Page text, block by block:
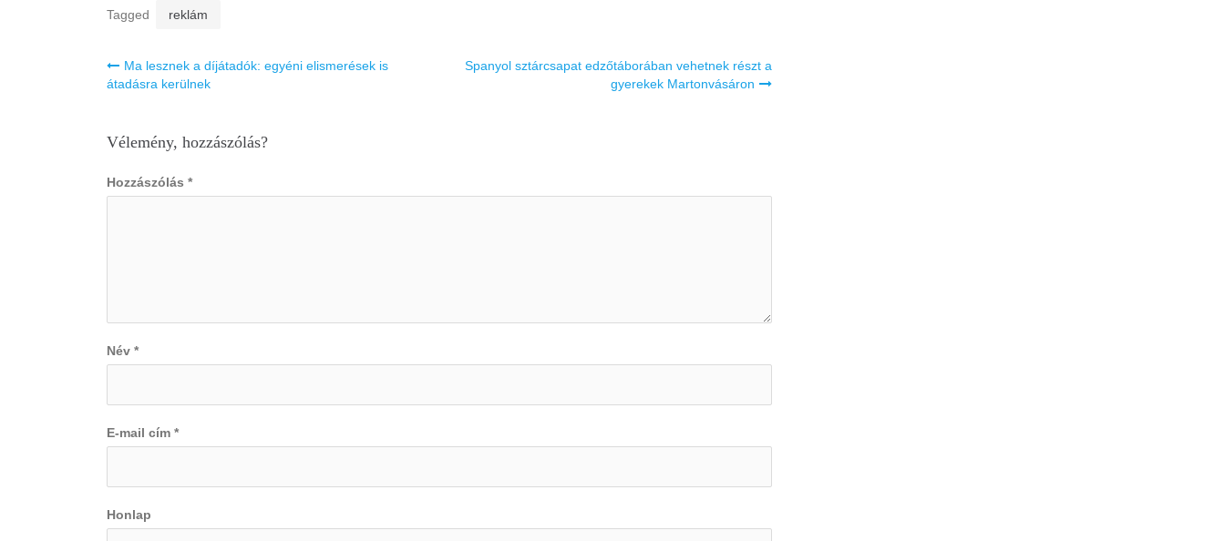
Tagged reklám
Bejegyzés
navigáció
Ma lesznek a díjátadók: egyéni elismerések is
átadásra kerülnek
Spanyol sztárcsapat edzőtáborában vehetnek részt a
gyerekek Martonvásáron
Vélemény, hozzászólás?
Hozzászólás *
Név *
E-mail cím *
Honlap